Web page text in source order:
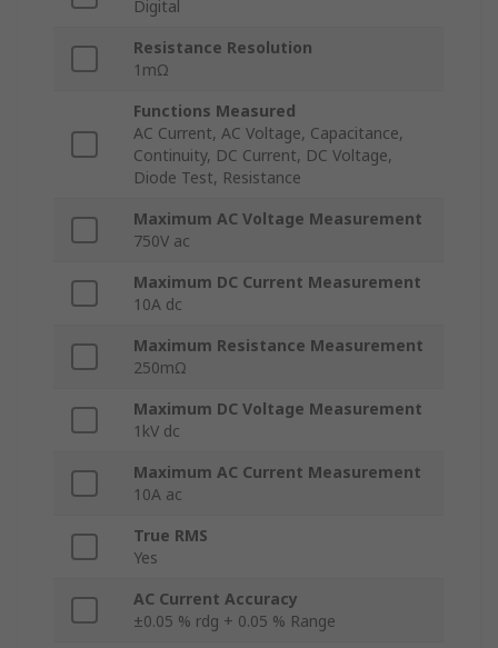
Digital
Resistance Resolution
1mΩ
Functions Measured
AC Current, AC Voltage, Capacitance,
Continuity, DC Current, DC Voltage,
Diode Test, Resistance
Maximum AC Voltage Measurement
750V ac
Maximum DC Current Measurement
10A dc
Maximum Resistance Measurement
250mΩ
Maximum DC Voltage Measurement
1kV dc
Maximum AC Current Measurement
10A ac
True RMS
Yes
AC Current Accuracy
±0.05 % rdg + 0.05 % Range